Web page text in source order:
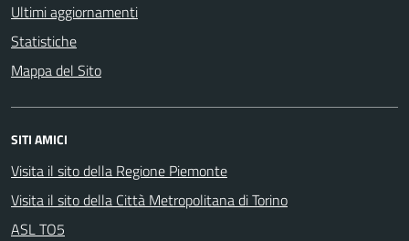
Ultimi aggiornamenti
Statistiche
Mappa del Sito
SITI AMICI
Visita il sito della Regione Piemonte
Visita il sito della Città Metropolitana di Torino
ASL TO5